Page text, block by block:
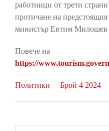
работници от трети
протичане на
министър Евтим Милошев
Повече на
https://
Политики Брой 4 2024